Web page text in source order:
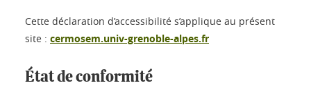
Cette déclaration d’accessibilité s’applique au présent
site : cermosem.univ-grenoble-alpes.fr
État de conformité